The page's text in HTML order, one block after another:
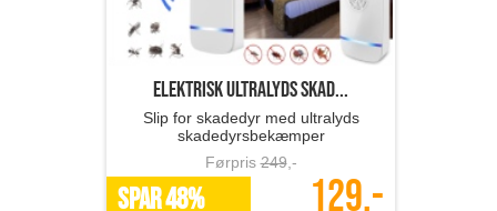
Elektrisk ultralyds skad...
Slip for skadedyr med ultralyds
skadedyrsbekæmper
Førpris249,-
SPAR 48% 129,-